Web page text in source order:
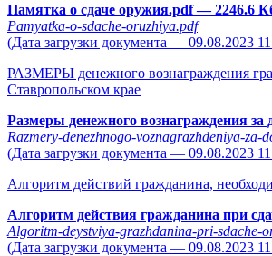
Памятка о сдаче оружия.pdf— 2246.6
Pamyatka-o-sdache-oruzhiya.pdf
(Дата загрузки документа — 09.08.2023
РАЗМЕРЫ денежного вознаграждения
Ставропольском крае
Размеры денежного вознаграждения
Razmery-denezhnogo-voznagrazhdeniya-
(Дата загрузки документа — 09.08.2023
Алгоритм действий гражданина,
Алгоритм действия гражданина при
Algoritm-deystviya-grazhdanina-pri-sdache-
(Дата загрузки документа — 09.08.2023